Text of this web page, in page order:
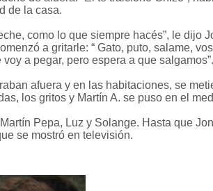
de la casa.
como lo que siempre hacés”, le dijo
a gritarle: “ Gato, puto, salame,
a pegar, pero espera a que salgamos”.
afuera y en las habitaciones, se
los gritos y Martín A. se puso en el
Pepa, Luz y Solange. Hasta que
se mostró en televisión.